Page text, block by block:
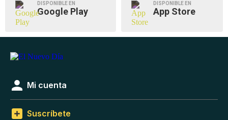
DISPONIBLE EN
Google Play
DISPONIBLE EN
App Store
Mi cuenta
Suscríbete